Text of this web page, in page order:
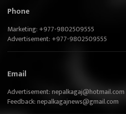
Phone
Marketing: +977-9802509555
Advertisement: +977-9802509555
Email
Advertisement:nepalkagaj@hotmail.com
Feedback:nepalkagajnews@gmail.com